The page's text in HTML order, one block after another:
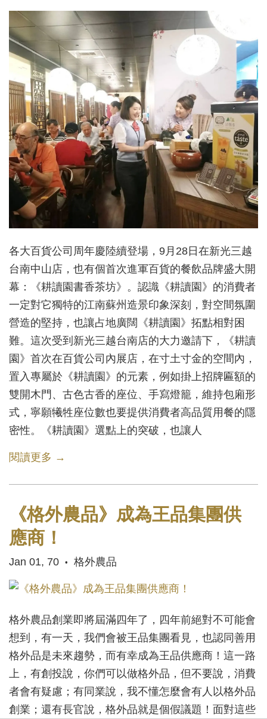
各大百貨公司周年慶陸續登場，9月28日在新光三越
台南中山店，也有個首次進軍百貨的餐飲品牌盛大開
幕：《耕讀園書香茶坊》。認識《耕讀園》的消費者
一定對它獨特的江南蘇州造景印象深刻，對空間氛圍
營造的堅持，也讓占地廣闊《耕讀園》拓點相對困
難。這次受到新光三越台南店的大力邀請下，《耕讀
園》首次在百貨公司內展店，在寸土寸金的空間內，
置入專屬於《耕讀園》的元素，例如掛上招牌匾額的
雙開木門、古色古香的座位、手寫燈籠，維持包廂形
式，寧願犧牲座位數也要提供消費者高品質用餐的隱
密性。《耕讀園》選點上的突破，也讓人
閱讀更多 →
《格外農品》成為王品集團供
應商！
Jan 01, 70 • 格外農品
格外農品創業即將屆滿四年了，四年前絕對不可能會
想到，有一天，我們會被王品集團看見，也認同善用
格外品是未來趨勢，而有幸成為王品供應商！這一路
上，有創投說，你們可以做格外品，但不要說，消費
者會有疑慮；有同業說，我不懂怎麼會有人以格外品
創業；還有長官說，格外品就是個假議題！面對這些